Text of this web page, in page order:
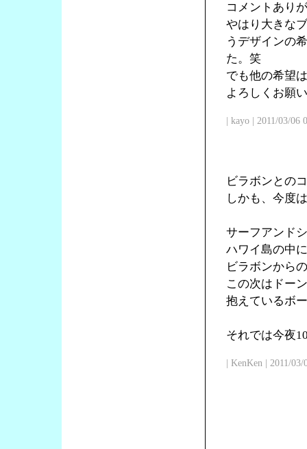
コメントあり
やはり大きな
うデザインの
た。笑
でも他の希望
よろしくお願
| kayo | 2011/03/06
ビラボンとの
しかも、今度
サーフアンド
ハワイ島の中
ビラボンから
この次はドー
抱えているボ
それでは今夜
| KenKen | 2011/